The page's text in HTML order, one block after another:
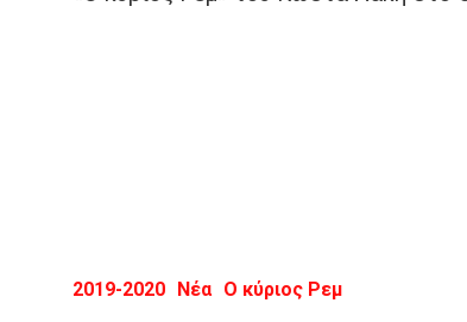
2019-2020 Νέα Ο κύριος Ρεμ